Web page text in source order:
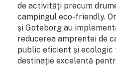
de activități precum
campingul eco-friendly.
și Goteborg au
reducerea amprentei de
public eficient și ecologic
destinație excelentă